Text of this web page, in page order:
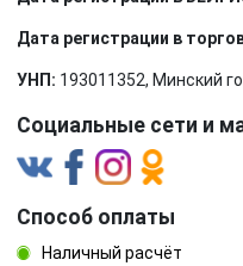
Дата регистрации в
УНП: 193011352, Минский
Социальные сети и
Способ оплаты
Наличный расчёт